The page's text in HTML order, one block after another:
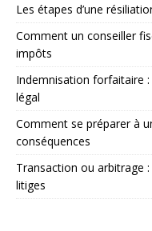
Les étapes d’une
Comment un conseiller
impôts
Indemnisation forfaitaire
légal
Comment se préparer à
conséquences
Transaction ou arbitrage
litiges